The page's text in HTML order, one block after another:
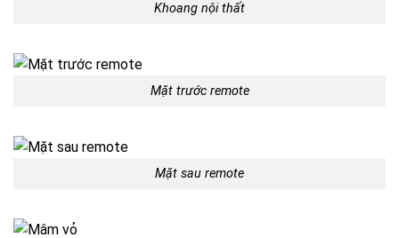
Khoang nội thất
Mặt trước remote
Mặt sau remote